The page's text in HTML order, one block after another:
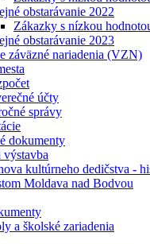
obstarávanie 2022
Zákazky s nízkou
obstarávanie 2023
záväzné nariadenia (VZN)
účty
správy
dokumenty
výstavba
kultúrneho dedičstva -
Moldava nad Bodvou
a školské zariadenia